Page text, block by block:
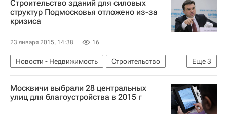
Строительство зданий для силовых
структур Подмосковья отложено из-за
кризиса
23 января 2015, 14:38 16
Еще3
Новости - Недвижимость
Строительство
Андрей Воробьев
Московская область (Подмосковье)
Россия
Москвичи выбрали 28 центральных
улиц для благоустройства в 2015 г